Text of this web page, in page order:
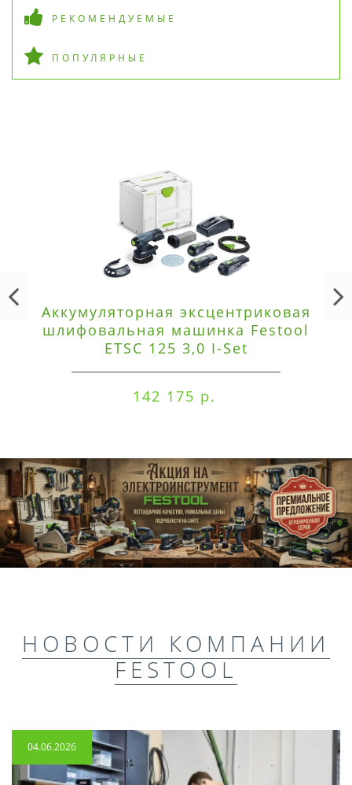
РЕКОМЕНДУЕМЫЕ
ПОПУЛЯРНЫЕ
Аккумуляторная эксцентриковая
шлифовальная машинка Festool
ETSC 125 3,0 I-Set
142 175 р.
НОВОСТИ КОМПАНИИ
FESTOOL
04.06.2026